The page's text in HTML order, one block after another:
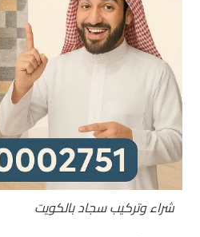
شراء وتركيب سجاد بالكويت